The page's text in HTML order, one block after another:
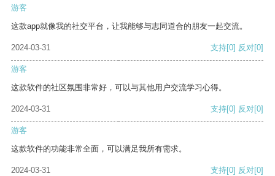
游客
这款app就像我的社交平台，让我能够与志同道合的朋友一起交流。
2024-03-31 支持[0] 反对[0]
游客
这款软件的社区氛围非常好，可以与其他用户交流学习心得。
2024-03-31 支持[0] 反对[0]
游客
这款软件的功能非常全面，可以满足我所有需求。
2024-03-31 支持[0] 反对[0]